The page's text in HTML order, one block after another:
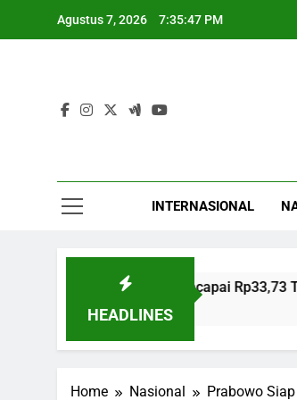
Agustus 7, 2026 7:35:48 PM
INTERNASIONAL
HEADLINES
Investasi NTB Mencapai Rp33,73 Triliun
Home Nasional Prabowo